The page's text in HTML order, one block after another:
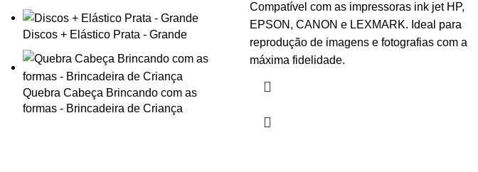
Discos + Elástico Prata - Grande
Quebra Cabeça Brincando com as
formas - Brincadeira de Criança
Compatível com as impressoras ink jet HP,
EPSON, CANON e LEXMARK. Ideal para
reprodução de imagens e fotografias com a
máxima fidelidade.